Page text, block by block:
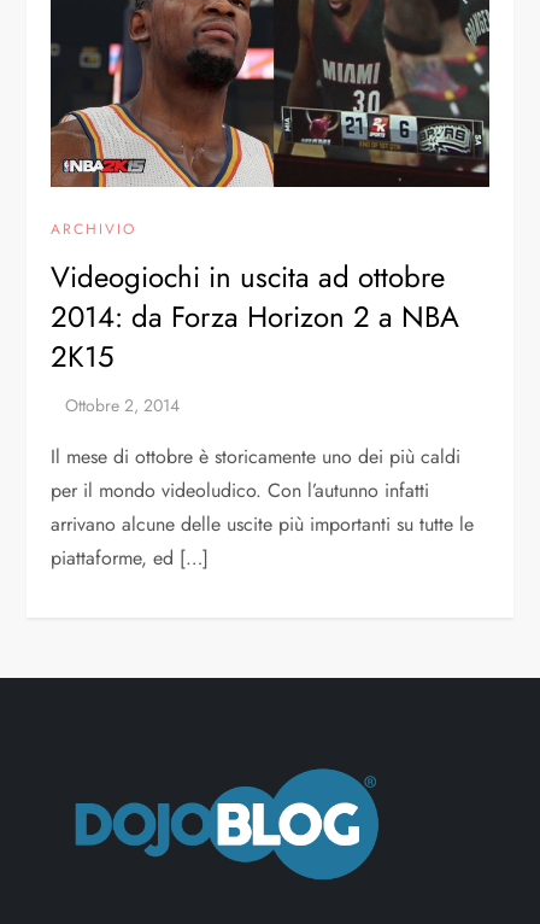
ARCHIVIO
Videogiochi in uscita ad ottobre
2014: da Forza Horizon 2 a NBA
2K15
Il mese di ottobre è storicamente uno dei più caldi
per il mondo videoludico. Con l’autunno infatti
arrivano alcune delle uscite più importanti su tutte le
piattaforme, ed […]